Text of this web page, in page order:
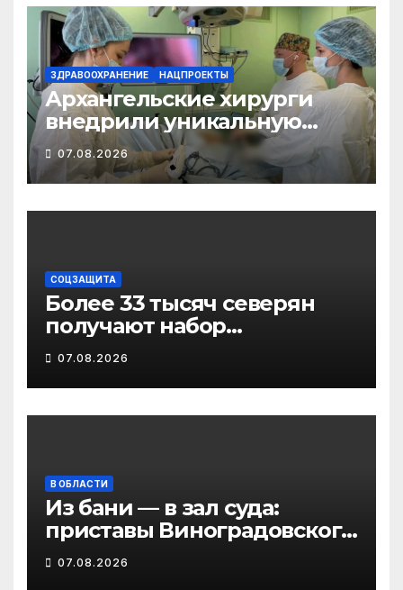
ЗДРАВООХРАНЕНИЕ НАЦПРОЕКТЫ
Архангельские хирурги
внедрили уникальную
методику
малотравматичного
лечения патологии
диафрагмы
07.08.2026
СОЦЗАЩИТА
Более 33 тысяч северян
получают набор
социальных услуг в виде
льгот
07.08.2026
В ОБЛАСТИ
Из бани — в зал суда:
приставы Виноградовского
округа разыскали
должника по алиментам
07.08.2026